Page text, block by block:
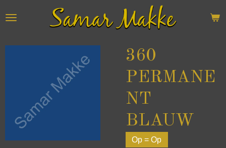
direct
de
360
PERMANE
NT
BLAUW
Op = Op